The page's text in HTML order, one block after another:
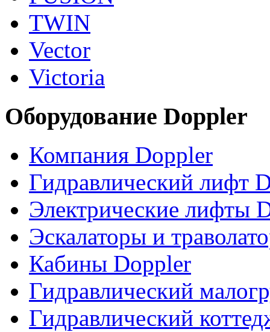
TWIN
Vector
Victoria
Оборудование Doppler
Компания Doppler
Гидравлический лифт
Электрические лифты
Эскалаторы и
Кабины Doppler
Гидравлический
Гидравлический